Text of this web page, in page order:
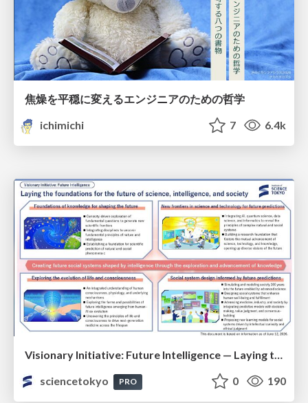
焦燥を平穏に変えるエンジニアのための哲学
ichimichi
7 6.4k
Visionary Initiative: Future Intelligence — Laying the foundations for the future of science, intelligence, and society | Science Tokyo
sciencetokyo
PRO 0 190